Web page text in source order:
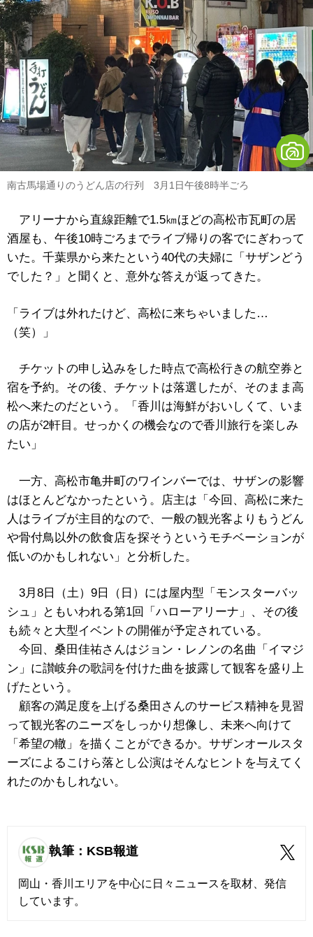
南古馬場通りのうどん店の行列 3月1日午後8時半ごろ
アリーナから直線距離で1.5㎞ほどの高松市瓦町の居
酒屋も、午後10時ごろまでライブ帰りの客でにぎわって
いた。千葉県から来たという40代の夫婦に「サザンどう
でした？」と聞くと、意外な答えが返ってきた。
「ライブは外れたけど、高松に来ちゃいました…
（笑）」
チケットの申し込みをした時点で高松行きの航空券と
宿を予約。その後、チケットは落選したが、そのまま高
松へ来たのだという。「香川は海鮮がおいしくて、いま
の店が2軒目。せっかくの機会なので香川旅行を楽しみ
たい」
一方、高松市亀井町のワインバーでは、サザンの影響
はほとんどなかったという。店主は「今回、高松に来た
人はライブが主目的なので、一般の観光客よりもうどん
や骨付鳥以外の飲食店を探そうというモチベーションが
低いのかもしれない」と分析した。
3月8日（土）9日（日）には屋内型「モンスターバッ
シュ」ともいわれる第1回「ハローアリーナ」、その後
も続々と大型イベントの開催が予定されている。
今回、桑田佳祐さんはジョン・レノンの名曲「イマジ
ン」に讃岐弁の歌詞を付けた曲を披露して観客を盛り上
げたという。
顧客の満足度を上げる桑田さんのサービス精神を見習
って観光客のニーズをしっかり想像し、未来へ向けて
「希望の轍」を描くことができるか。サザンオールスタ
ーズによるこけら落とし公演はそんなヒントを与えてく
れたのかもしれない。
執筆：KSB報道
岡山・香川エリアを中心に日々ニュースを取材、発信
しています。